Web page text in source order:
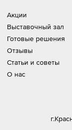
Акции
Выставочный зал
Готовые решения
Отзывы
Статьи и советы
О нас